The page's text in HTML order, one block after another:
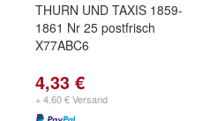
THURN UND TAXIS 1859-
1861 Nr 25 postfrisch
X77ABC6
4,33 €
+ 4,60 € Versand